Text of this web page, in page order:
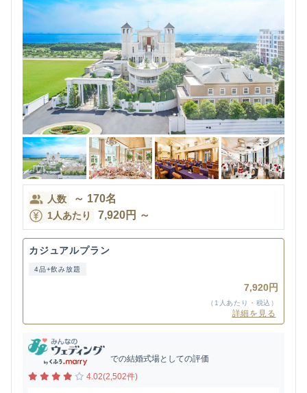
人数 ～ 170名
1人あたり 7,920円 ～
カジュアルプラン
4品+飲み放題
7,920円
（1人あたり・税込）
詳細を見る
での結婚式場としての評価
4.02(2,502件)